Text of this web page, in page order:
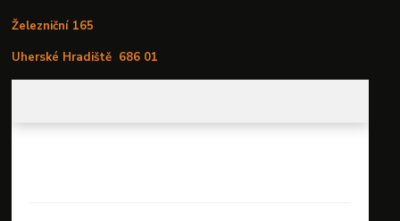
Železniční 165
Uherské Hradiště 686 01